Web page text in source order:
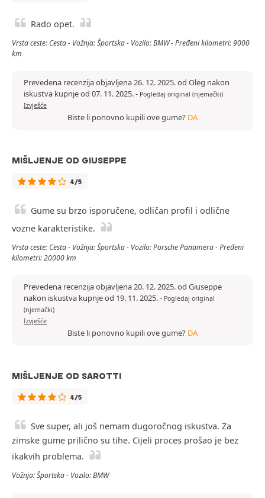
Rado opet.
Vrsta ceste: Cesta - Vožnja: Športska - Vozilo: BMW - Pređeni kilometri: 9000
km
Prevedena recenzija objavljena 26. 12. 2025. od Oleg nakon
iskustva kupnje od 07. 11. 2025.- Pogledaj original (njemački)
Izvješće
Biste li ponovno kupili ove gume? DA
MIŠLJENJE OD GIUSEPPE
4/5
Gume su brzo isporučene, odličan profil i odlične
vozne karakteristike.
Vrsta ceste: Cesta - Vožnja: Športska - Vozilo: Porsche Panamera - Pređeni
kilometri: 20000 km
Prevedena recenzija objavljena 20. 12. 2025. od Giuseppe
nakon iskustva kupnje od 19. 11. 2025.- Pogledaj original
(njemački)
Izvješće
Biste li ponovno kupili ove gume? DA
MIŠLJENJE OD SAROTTI
4/5
Sve super, ali još nemam dugoročnog iskustva. Za
zimske gume prilično su tihe. Cijeli proces prošao je bez
ikakvih problema.
Vožnja: Športska - Vozilo: BMW